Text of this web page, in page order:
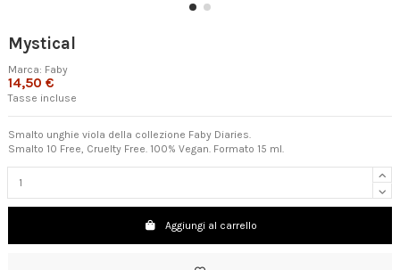
Mystical
Marca: Faby
14,50 €
Tasse incluse
Smalto unghie viola della collezione Faby Diaries.
Smalto 10 Free, Cruelty Free. 100% Vegan. Formato 15 ml.
Aggiungi al carrello